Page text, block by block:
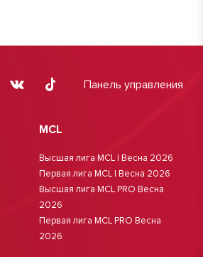
Панель управления
MCL
Высшая лига MCL | Весна 2026
Первая лига MCL | Весна 2026
Высшая лига MCL PRO Весна
2026
Первая лига MCL PRO Весна
2026